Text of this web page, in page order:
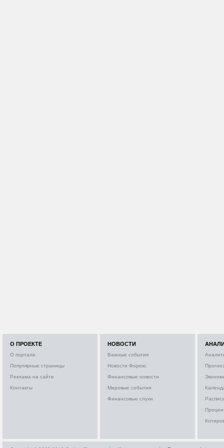
О ПРОЕКТЕ
О портале
Популярные страницы
Реклама на сайте
Контакты
НОВОСТИ
Важные события
Новости Форекс
Финансовые новости
Мировые события
Финансовые слухи